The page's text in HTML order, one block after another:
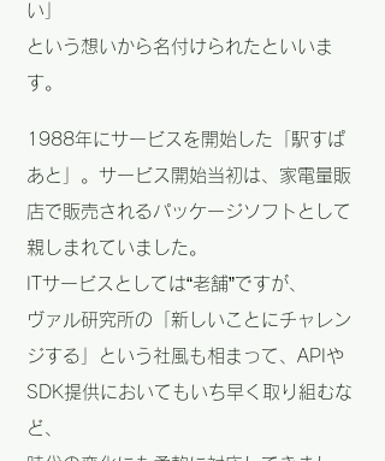
い」
という想いから名付けられたといいま
す。
1988年にサービスを開始した「駅すぱ
あと」。サービス開始当初は、家電量販
店で販売されるパッケージソフトとして
親しまれていました。
ITサービスとしては“老舗”ですが、
ヴァル研究所の「新しいことにチャレン
ジする」という社風も相まって、APIや
SDK提供においてもいち早く取り組むな
ど、